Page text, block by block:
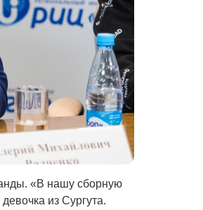
«В нашу сборную
из Сургута.